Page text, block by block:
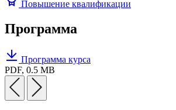
Повышение квалификации
Программа
Программа курса
PDF, 0.5 MB